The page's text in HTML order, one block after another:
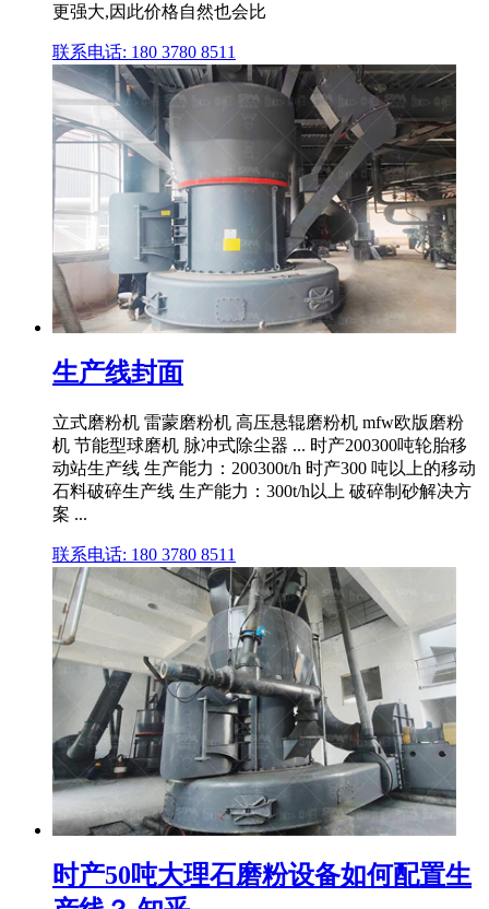
更强大,因此价格自然也会比
联系电话: 180 3780 8511
生产线封面
立式磨粉机 雷蒙磨粉机 高压悬辊磨粉机 mfw欧版磨粉
机 节能型球磨机 脉冲式除尘器 ... 时产200300吨轮胎移
动站生产线 生产能力：200300t/h 时产300 吨以上的移动
石料破碎生产线 生产能力：300t/h以上 破碎制砂解决方
案 ...
联系电话: 180 3780 8511
时产50吨大理石磨粉设备如何配置生